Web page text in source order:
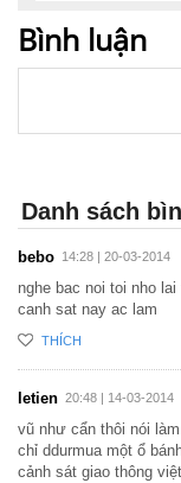
Bình luận
Danh sách
bebo 14:28 | 20-03-2014
nghe bac noi toi nho
canh sat nay ac lam
THÍCH
letien 20:48 | 14-03-2014
vũ như cẩn thôi nói
chỉ ddurmua một ổ
cảnh sát giao thông